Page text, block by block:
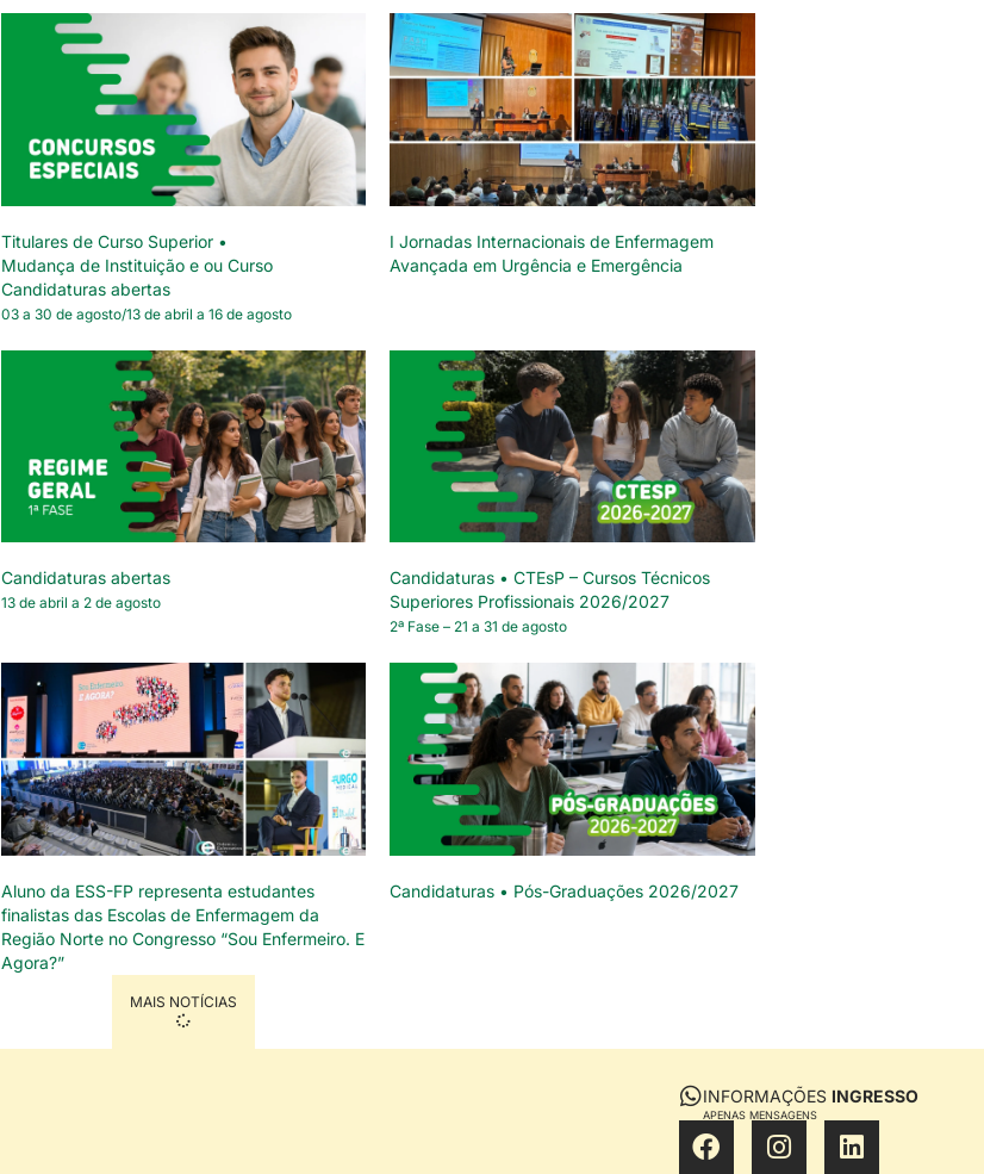
Titulares de Curso Superior •
Mudança de Instituição e ou Curso
Candidaturas abertas
03 a 30 de agosto/13 de abril a 16 de agosto
I Jornadas Internacionais de Enfermagem
Avançada em Urgência e Emergência
Candidaturas abertas
13 de abril a 2 de agosto
Candidaturas • CTEsP – Cursos Técnicos
Superiores Profissionais 2026/2027
2ª Fase – 21 a 31 de agosto
Aluno da ESS-FP representa estudantes
finalistas das Escolas de Enfermagem da
Região Norte no Congresso “Sou Enfermeiro. E
Agora?”
Candidaturas • Pós-Graduações 2026/2027
MAIS NOTÍCIAS
INFORMAÇÕES INGRESSO
APENAS MENSAGENS